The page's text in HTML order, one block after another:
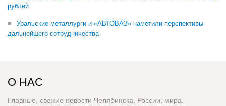
рублей
Уральские металлурги и «АВТОВАЗ» наметили перспективы
дальнейшего сотрудничества
О НАС
Главные, свежие новости Челябинска, России, мира.